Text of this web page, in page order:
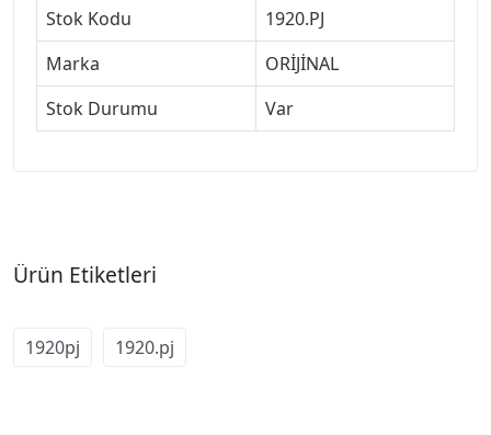
Stok Kodu
1920.PJ
Marka
ORİJİNAL
Stok Durumu
Var
Ürün Etiketleri
1920pj 1920.pj